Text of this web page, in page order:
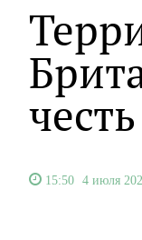
15:50 4 июля